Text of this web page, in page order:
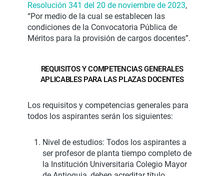
Resolución 341 del 20 de noviembre de 2023,
“Por medio de la cual se establecen las
condiciones de la Convocatoria Pública de
Méritos para la provisión de cargos docentes”.
REQUISITOS Y COMPETENCIAS GENERALES
APLICABLES PARA LAS PLAZAS DOCENTES
Los requisitos y competencias generales para
todos los aspirantes serán los siguientes:
Nivel de estudios: Todos los aspirantes a
ser profesor de planta tiempo completo de
la Institución Universitaria Colegio Mayor